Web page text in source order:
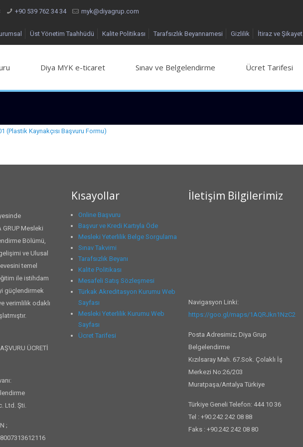
+90 539 762 34 34 myk@diyagrup.com
Üst Yönetim Taahhüdü Kalite Politikası Tarafsızlık Beyannamesi Gizlilik İtiraz ve Şikayet
Diya MYK e-ticaret Sınav ve Belgelendirme Ücret Tarifesi
(Plastik Kaynakçısı Başvuru Formu)
GRUP Mesleki
Bölümü,
ve Ulusal
temel
ile istihdam
güçlendirmek
verimlilik odaklı
ÜCRETİ
Ltd. Şti.
;
Kısayollar
Online Başvuru
Başvur ve Kredi Kartıyla Öde
Mesleki Yeterlilik Belge Sorgulama
Sınav Takvimi
Tarafsızlık Beyanı
Kalite Politikası
Mesafeli Satış Sözleşmesi
Türkak Akreditasyon Kurumu Web
Sayfası
Mesleki Yeterlilik Kurumu Web
Sayfası
Ücret Tarifesi
İletişim Bilgilerimiz
Navigasyon Linki:
https://goo.gl/maps/1AQRJkn1NzC2
Posta Adresimiz; Diya Grup
Belgelendirme
Kızılsaray Mah. 67.Sok. Çolaklı İş
Merkezi No:26/203
Muratpaşa/Antalya Türkiye
Türkiye Geneli Telefon: 444 10 36
Tel : +90.242 242 08 88
Faks : +90.242 242 08 80